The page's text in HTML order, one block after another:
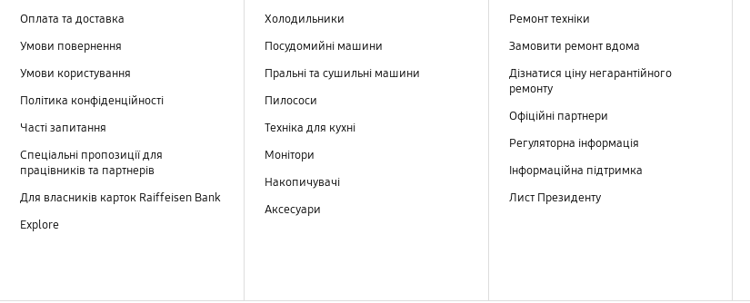
Оплата та доставка
Умови повернення
Умови користування
Політика конфіденційності
Часті запитання
Спеціальні пропозиції для
працівників та партнерів
Для власників карток Raiffeisen Bank
Explore
Холодильники
Посудомийні машини
Пральні та сушильні машини
Пилососи
Техніка для кухні
Монітори
Накопичувачі
Аксесуари
Ремонт техніки
Замовити ремонт вдома
Дізнатися ціну негарантійного
ремонту
Офіційні партнери
Регуляторна інформація
Інформаційна підтримка
Лист Президенту